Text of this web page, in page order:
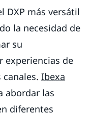
DXP más versátil
la necesidad de
su
experiencias de
Ibexa
abordar las
diferentes